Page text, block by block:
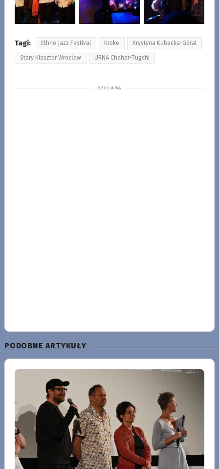
Tagi: Ethno Jazz Festival Kroke Krystyna Kubacka-Góral
Stary Klasztor Wrocław URNA Chahar-Tugchi
PODOBNE ARTYKUŁY